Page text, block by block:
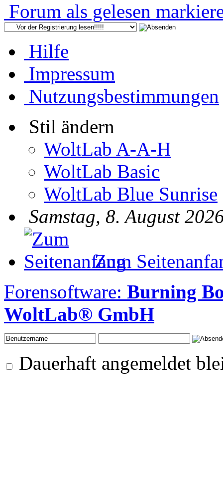
Forum als gelesen
Hilfe
Impressum
Nutzungsbestimmungen
Stil ändern
WoltLab A-A-H
WoltLab Basic
WoltLab Blue Sunrise
Samstag, 8. August
Zum
Forensoftware: Burning
WoltLab® GmbH
Dauerhaft angemeldet